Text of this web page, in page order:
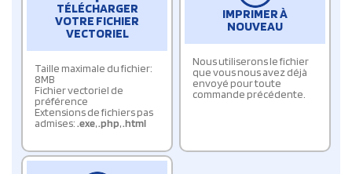
TÉLÉCHARGER
VOTRE FICHIER
VECTORIEL
Taille maximale du fichier:
8MB
Fichier vectoriel de
préférence
Extensions de fichiers pas
admises:.exe,.php,.html
IMPRIMER À
NOUVEAU
Nous utiliserons le fichier
que vous nous avez déjà
envoyé pour toute
commande précédente.